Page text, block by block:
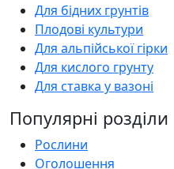
Для бідних грунтів
Плодові культури
Для альпійської гірки
Для кислого грунту
Для ставка у вазоні
Популярні розділи
Рослини
Оголошення